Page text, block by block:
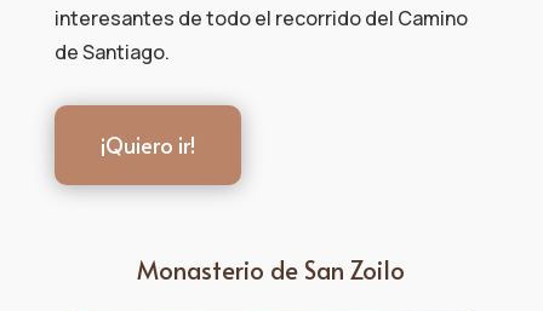
interesantes de todo el recorrido del Camino
de Santiago.
¡Quiero ir!
Monasterio de San Zoilo